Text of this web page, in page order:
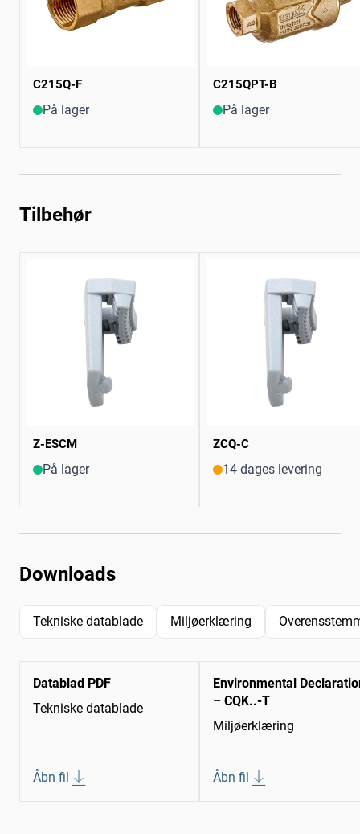
C215Q-F
På lager
C215QPT-B
På lager
Tilbehør
Z-ESCM
På lager
ZCQ-C
14 dages levering
Downloads
Tekniske datablade Miljøerklæring
Datablad PDF
Tekniske datablade
Åbn fil
Environmental
– CQK..-T
Miljøerklæring
Åbn fil